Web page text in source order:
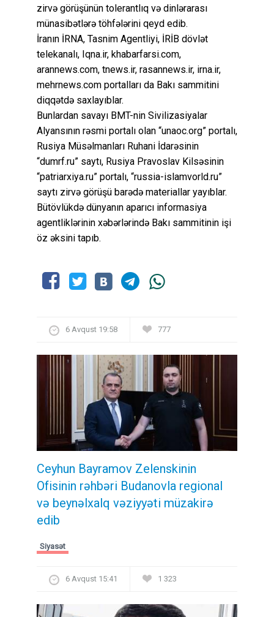
zirvə görüşünün tolerantlıq və dinlərarası
münasibətlərə töhfələrini qeyd edib.
İranın İRNA, Tasnim Agentliyi, İRİB dövlət
telekanalı, Iqna.ir, khabarfarsi.com,
arannews.com, tnews.ir, rasannews.ir, irna.ir,
mehrnews.com portalları da Bakı sammitini
diqqətdə saxlayıblar.
Bunlardan savayı BMT-nin Sivilizasiyalar
Alyansının rəsmi portalı olan “unaoc.org” portalı,
Rusiya Müsəlmanları Ruhani İdarəsinin
“dumrf.ru” saytı, Rusiya Pravoslav Kilsəsinin
“patriarxiya.ru” portalı, “russia-islamvorld.ru”
saytı zirvə görüşü barədə materiallar yayıblar.
Bütövlükdə dünyanın aparıcı informasiya
agentliklərinin xəbərlərində Bakı sammitinin işi
öz əksini tapıb.
6 Avqust 19:58 777
Ceyhun Bayramov Zelenskinin
Ofisinin rəhbəri Budanovla regional
və beynəlxalq vəziyyəti müzakirə
edib
Siyasət
6 Avqust 15:41 1 323